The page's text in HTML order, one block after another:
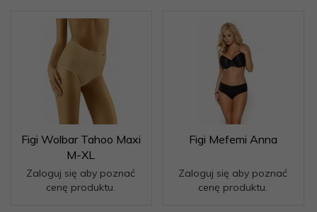
Figi Wolbar Tahoo Maxi
M-XL
Zaloguj się aby poznać
cenę produktu.
Figi Mefemi Anna
Zaloguj się aby poznać
cenę produktu.